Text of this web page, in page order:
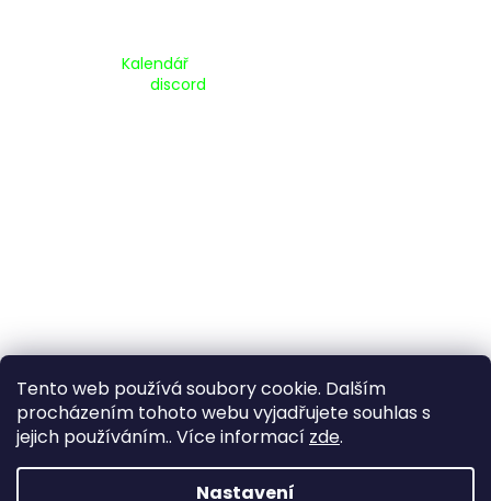
Tento web používá soubory cookie. Dalším
procházením tohoto webu vyjadřujete souhlas s
jejich používáním.. Více informací zde.
Nastavení
Kalendář
discord
Vytvořil Shoptet